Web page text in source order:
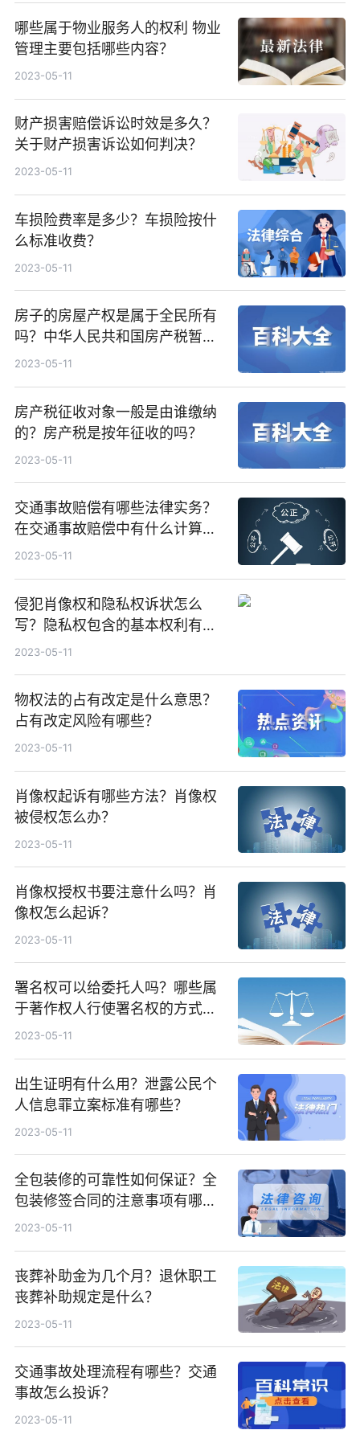
哪些属于物业服务人的权利 物业
管理主要包括哪些内容？
2023-05-11
财产损害赔偿诉讼时效是多久？
关于财产损害诉讼如何判决？
2023-05-11
车损险费率是多少？车损险按什
么标准收费？
2023-05-11
房子的房屋产权是属于全民所有
吗？中华人民共和国房产税暂行
条例第三条内容
2023-05-11
房产税征收对象一般是由谁缴纳
的？房产税是按年征收的吗？
2023-05-11
交通事故赔偿有哪些法律实务？
在交通事故赔偿中有什么计算标
准？
2023-05-11
侵犯肖像权和隐私权诉状怎么
写？隐私权包含的基本权利有哪
些？
2023-05-11
物权法的占有改定是什么意思？
占有改定风险有哪些？
2023-05-11
肖像权起诉有哪些方法？肖像权
被侵权怎么办？
2023-05-11
肖像权授权书要注意什么吗？肖
像权怎么起诉？
2023-05-11
署名权可以给委托人吗？哪些属
于著作权人行使署名权的方式有
哪些？
2023-05-11
出生证明有什么用？泄露公民个
人信息罪立案标准有哪些？
2023-05-11
全包装修的可靠性如何保证？全
包装修签合同的注意事项有哪
些？
2023-05-11
丧葬补助金为几个月？退休职工
丧葬补助规定是什么？
2023-05-11
交通事故处理流程有哪些？交通
事故怎么投诉？
2023-05-11